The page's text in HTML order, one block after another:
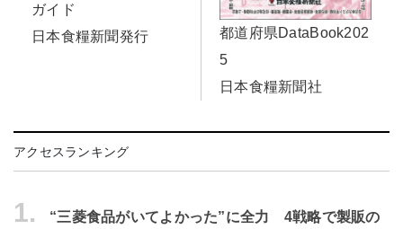
ガイド
日本食糧新聞発行
都道府県DataBook202
5
日本食糧新聞社
アクセスランキング
1.
“三菱食品がいてよかった”に全力 4戦略で製販の